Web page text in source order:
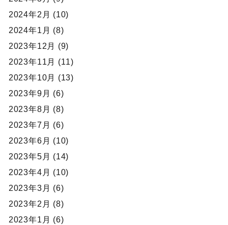
2024年2月 (10)
2024年1月 (8)
2023年12月 (9)
2023年11月 (11)
2023年10月 (13)
2023年9月 (6)
2023年8月 (8)
2023年7月 (6)
2023年6月 (10)
2023年5月 (14)
2023年4月 (10)
2023年3月 (6)
2023年2月 (8)
2023年1月 (6)